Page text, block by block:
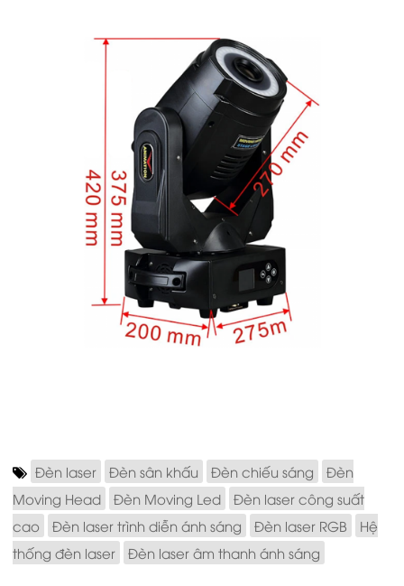
Đèn laser Đèn sân khấu Đèn chiếu sáng
Đèn
Moving Head
Đèn Moving Led
Đèn laser công suất
cao
Đèn laser trình diễn ánh sáng Đèn laser RGB
Hệ
thống đèn laser
Đèn laser âm thanh ánh sáng